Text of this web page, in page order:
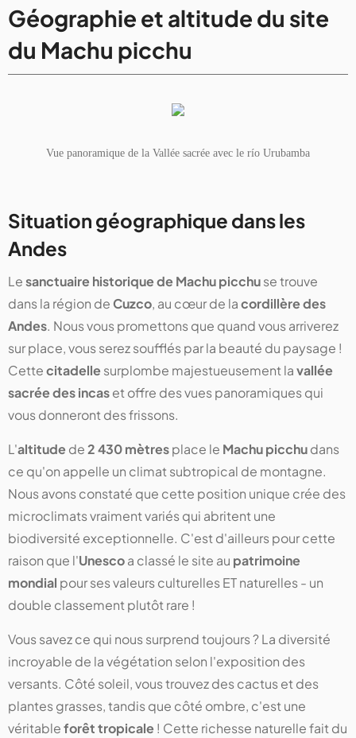
Géographie et altitude du site
du Machu picchu
Vue panoramique de la Vallée sacrée avec le río Urubamba
Situation géographique dans les
Andes
Lesanctuaire historique de Machu picchuse trouve
dans la région de Cuzco, au cœur de lacordillère des
Andes. Nous vous promettons que quand vous arriverez
sur place, vous serez soufflés par la beauté du paysage !
Cettecitadellesurplombe majestueusement lavallée
sacrée des incaset offre des vues panoramiques qui
vous donneront des frissons.
L'altitudede2 430 mètresplace le Machu picchudans
ce qu'on appelle un climat subtropical de montagne.
Nous avons constaté que cette position unique crée des
microclimats vraiment variés qui abritent une
biodiversité exceptionnelle. C'est d'ailleurs pour cette
raison que l'Unescoa classé le site au patrimoine
mondial pour ses valeurs culturelles ET naturelles - un
double classement plutôt rare !
Vous savez ce qui nous surprend toujours ? La diversité
incroyable de la végétation selon l'exposition des
versants. Côté soleil, vous trouvez des cactus et des
plantes grasses, tandis que côté ombre, c'est une
véritableforêt tropicale! Cette richesse naturelle fait du